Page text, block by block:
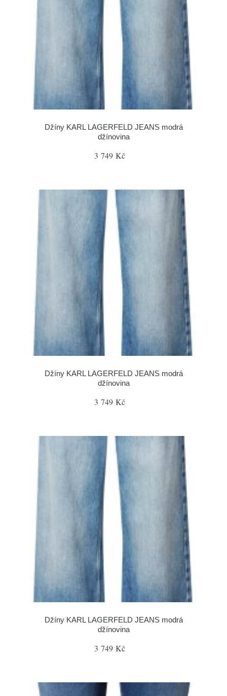
Džíny KARL LAGERFELD JEANS modrá
džínovina
3 749 Kč
Džíny KARL LAGERFELD JEANS modrá
džínovina
3 749 Kč
Džíny KARL LAGERFELD JEANS modrá
džínovina
3 749 Kč